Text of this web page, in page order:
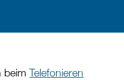
beimTelefonieren